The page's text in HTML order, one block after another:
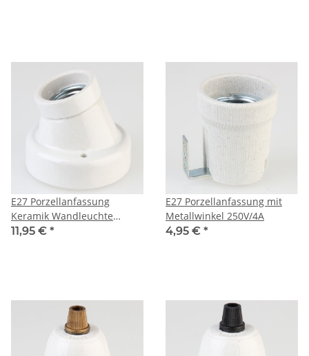
E27 Porzellanfassung
Keramik Wandleuchte
abgewinkelt 250V/4A
11,95 € *
E27 Porzellanfassung mit
Metallwinkel 250V/4A
4,95 € *